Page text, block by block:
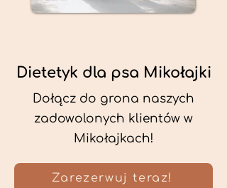
Dietetyk dla psa Mikołajki
Dołącz do grona naszych
zadowolonych klientów w
Mikołajkach!
Zarezerwuj teraz!